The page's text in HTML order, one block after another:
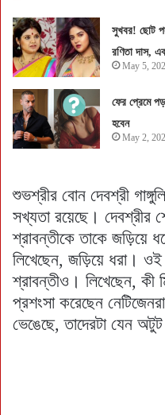
সুখবর! ছোট
রণিতা দাস,
May 5,
ফের প্রেমে
হবেন
May 2,
শুভশ্রীর বোন দেবশ্রী
সখ্যতা রয়েছে। দেবশ্রীর
শ্রাবন্তীকে তাকে জড়িয়ে
লিখেছেন, জড়িয়ে ধরা।
শ্রাবন্তীও। লিখেছেন, কী
প্রশংসা করেছেন
ভেঙেছে, তাদেরটা যেন